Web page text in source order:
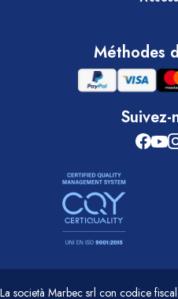
Méthodes
La società Marbec srl con codice